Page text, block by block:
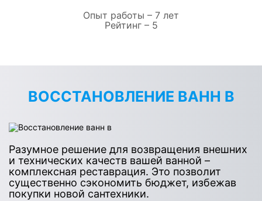
Опыт работы – 7 лет
Рейтинг – 5
ВОССТАНОВЛЕНИЕ ВАНН В
Разумное решение для возвращения внешних
и технических качеств вашей ванной –
комплексная реставрация. Это позволит
существенно сэкономить бюджет, избежав
покупки новой сантехники.